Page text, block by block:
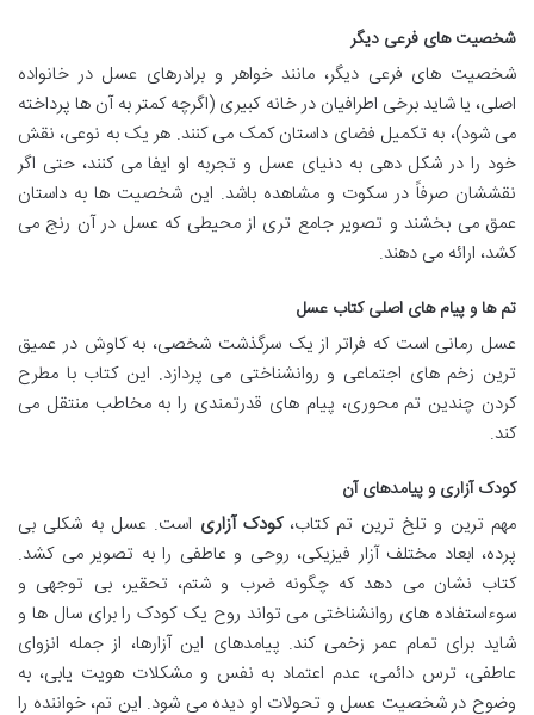
شخصیت های فرعی دیگر
شخصیت های فرعی دیگر، مانند خواهر و برادرهای عسل در خانواده
اصلی، یا شاید برخی اطرافیان در خانه کبیری (اگرچه کمتر به آن ها پرداخته
می شود)، به تکمیل فضای داستان کمک می کنند. هر یک به نوعی، نقش
خود را در شکل دهی به دنیای عسل و تجربه او ایفا می کنند، حتی اگر
نقششان صرفاً در سکوت و مشاهده باشد. این شخصیت ها به داستان
عمق می بخشند و تصویر جامع تری از محیطی که عسل در آن رنج می
کشد، ارائه می دهند.
تم ها و پیام های اصلی کتاب عسل
عسل رمانی است که فراتر از یک سرگذشت شخصی، به کاوش در عمیق
ترین زخم های اجتماعی و روانشناختی می پردازد. این کتاب با مطرح
کردن چندین تم محوری، پیام های قدرتمندی را به مخاطب منتقل می
کند.
کودک آزاری و پیامدهای آن
مهم ترین و تلخ ترین تم کتاب،کودک آزاری است. عسل به شکلی بی
پرده، ابعاد مختلف آزار فیزیکی، روحی و عاطفی را به تصویر می کشد.
کتاب نشان می دهد که چگونه ضرب و شتم، تحقیر، بی توجهی و
سوءاستفاده های روانشناختی می تواند روح یک کودک را برای سال ها و
شاید برای تمام عمر زخمی کند. پیامدهای این آزارها، از جمله انزوای
عاطفی، ترس دائمی، عدم اعتماد به نفس و مشکلات هویت یابی، به
وضوح در شخصیت عسل و تحولات او دیده می شود. این تم، خواننده را